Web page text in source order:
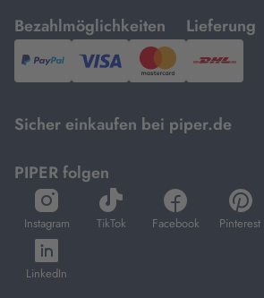
Bezahlmöglichkeiten
mit
PayPal,Visa
und
Lieferung
mit
DHL.
Sicher einkaufen bei piper.de
PIPER folgen
Instagram
öffnet
in
neuem
Tab
TikTok
öffnet
in
Facebook
öffnet
in
Pinterest
öffnet
in
LinkedIn
öffnet
in